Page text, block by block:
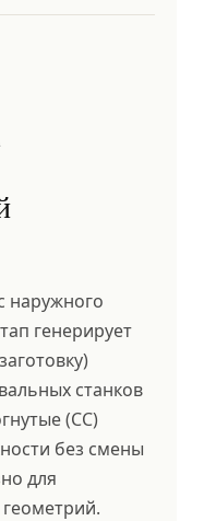
наружного
генерирует
станков
(CC)
без смены
для